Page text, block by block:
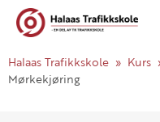
Halaas Trafikkskole Kurs
Mørkekjøring